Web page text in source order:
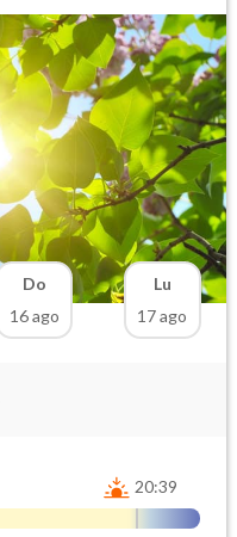
Do
16 ago
Lu
17 ago
20:39